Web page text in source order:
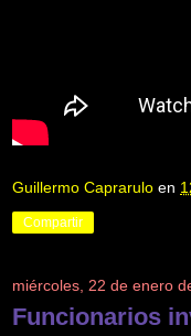
Guillermo Caprarulo en
Compartir
miércoles, 22 de enero
Funcionarios